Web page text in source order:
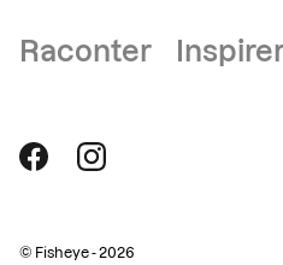
Raconter
© Fisheye - 2026